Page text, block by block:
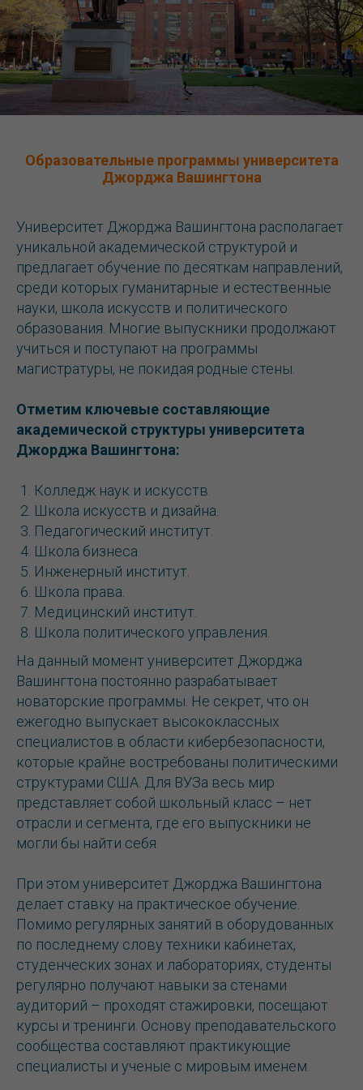
Образовательные программы университета
Джорджа Вашингтона
Университет Джорджа Вашингтона располагает
уникальной академической структурой и
предлагает обучение по десяткам направлений,
среди которых гуманитарные и естественные
науки, школа искусств и политического
образования. Многие выпускники продолжают
учиться и поступают на программы
магистратуры, не покидая родные стены.
Отметим ключевые составляющие
академической структуры университета
Джорджа Вашингтона:
Колледж наук и искусств.
Школа искусств и дизайна.
Педагогический институт.
Школа бизнеса
Инженерный институт.
Школа права.
Медицинский институт.
Школа политического управления.
На данный момент университет Джорджа
Вашингтона постоянно разрабатывает
новаторские программы. Не секрет, что он
ежегодно выпускает высококлассных
специалистов в области кибербезопасности,
которые крайне востребованы политическими
структурами США. Для ВУЗа весь мир
представляет собой школьный класс – нет
отрасли и сегмента, где его выпускники не
могли бы найти себя.
При этом университет Джорджа Вашингтона
делает ставку на практическое обучение.
Помимо регулярных занятий в оборудованных
по последнему слову техники кабинетах,
студенческих зонах и лабораториях, студенты
регулярно получают навыки за стенами
аудиторий – проходят стажировки, посещают
курсы и тренинги. Основу преподавательского
сообщества составляют практикующие
специалисты и ученые с мировым именем.